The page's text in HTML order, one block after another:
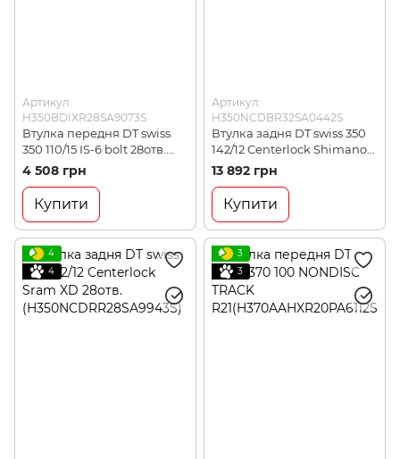
Артикул:
H350BDIXR28SA9073S
Втулка передня DT swiss
350 110/15 IS-6 bolt 28отв.
(H350BDIXR28SA9073S)
4 508 грн
Купити
Артикул:
H350NCDBR32SA0442S
Втулка задня DT swiss 350
142/12 Centerlock Shimano
SL 32отв.
(H350NCDBR32SA0442S)
13 892 грн
Купити
4
4
3
3